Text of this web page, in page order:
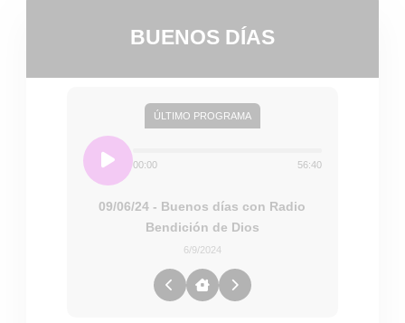
BUENOS DÍAS
ÚLTIMO PROGRAMA
00:00 56:40
09/06/24 - Buenos días con Radio
Bendición de Dios
6/9/2024